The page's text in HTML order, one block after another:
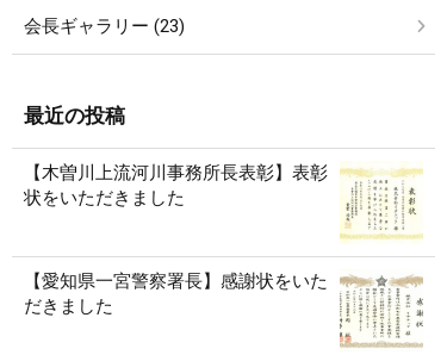
会長ギャラリー (23)
最近の投稿
【木曽川上流河川事務所長表彰】表彰
状をいただきました
【愛知県一宮警察署長】感謝状をいた
だきました